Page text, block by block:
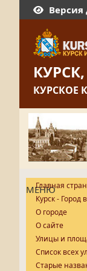
КУРСКОЕ
МЕНЮ
Главная
Курск - Город
О городе
О сайте
Улицы и
Список всех
Старые